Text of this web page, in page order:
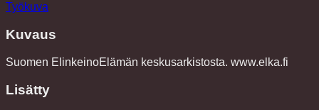
Työkuva
Kuvaus
Suomen ElinkeinoElämän keskusarkistosta. www.elka.fi
Lisätty